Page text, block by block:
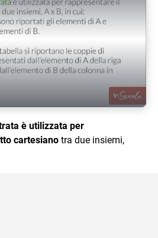
Play Video
è utilizzata per
cartesiano tra due insiemi,